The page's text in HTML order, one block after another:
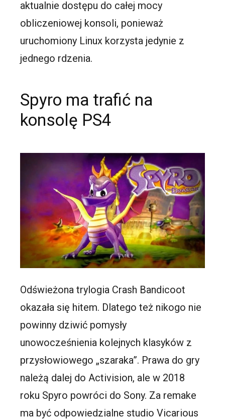
aktualnie dostępu do całej mocy
obliczeniowej konsoli, ponieważ
uruchomiony Linux korzysta jedynie z
jednego rdzenia.
Spyro ma trafić na
konsolę PS4
Odświeżona trylogia Crash Bandicoot
okazała się hitem. Dlatego też nikogo nie
powinny dziwić pomysły
unowocześnienia kolejnych klasyków z
przysłowiowego „szaraka”. Prawa do gry
należą dalej do Activision, ale w 2018
roku Spyro powróci do Sony. Za remake
ma być odpowiedzialne studio Vicarious